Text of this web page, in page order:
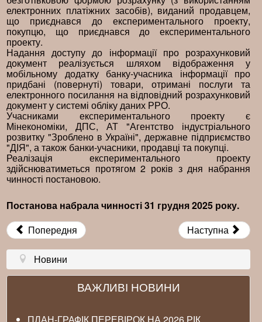
електронних платіжних засобів), виданий продавцем,
що приєднався до експериментального проекту,
покупцю, що приєднався до експериментального
проекту.
Надання доступу до інформації про розрахунковий
документ реалізується шляхом відображення у
мобільному додатку банку-учасника інформації про
придбані (повернуті) товари, отримані послуги та
електронного посилання на відповідний розрахунковий
документ у системі обліку даних РРО.
Учасниками експериментального проекту є
Мінекономіки, ДПС, АТ "Агентство індустріального
розвитку "Зроблено в Україні", державне підприємство
"ДІЯ", а також банки-учасники, продавці та покупці.
Реалізація експериментального проекту
здійснюватиметься протягом 2 років з дня набрання
чинності постановою.
Постанова набрала чинності 31 грудня 2025 року.
Попередня
Наступна
Новини
ВАЖЛИВІ НОВИНИ